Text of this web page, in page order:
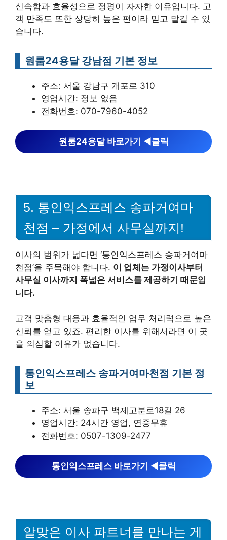
신속함과 효율성으로 정평이 자자한 이유입니다. 고
객 만족도 또한 상당히 높은 편이라 믿고 맡길 수 있
습니다.
원룸24용달 강남점 기본 정보
주소: 서울 강남구 개포로 310
영업시간: 정보 없음
전화번호: 070-7960-4052
원룸24용달 바로가기 ◀︎클릭
5. 통인익스프레스 송파거여마
천점 – 가정에서 사무실까지!
이사의 범위가 넓다면 ‘통인익스프레스 송파거여마
천점’을 주목해야 합니다. 이 업체는 가정이사부터
사무실 이사까지 폭넓은 서비스를 제공하기 때문입
니다.
고객 맞춤형 대응과 효율적인 업무 처리력으로 높은
신뢰를 얻고 있죠. 편리한 이사를 위해서라면 이 곳
을 의심할 이유가 없습니다.
통인익스프레스 송파거여마천점 기본 정
보
주소: 서울 송파구 백제고분로18길 26
영업시간: 24시간 영업, 연중무휴
전화번호: 0507-1309-2477
통인익스프레스 바로가기 ◀︎클릭
알맞은 이사 파트너를 만나는 게